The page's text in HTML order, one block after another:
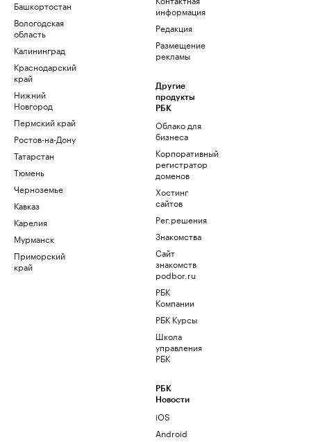
Башкортостан
Вологодская
область
Калининград
Краснодарский
край
Нижний
Новгород
Пермский край
Ростов-на-Дону
Татарстан
Тюмень
Черноземье
Кавказ
Карелия
Мурманск
Приморский
край
информация
Редакция
Размещение
рекламы
Другие
продукты
РБК
Облако для
бизнеса
Корпоративный
регистратор
доменов
Хостинг
сайтов
Рег.решения
Знакомства
Сайт
знакомств
podbor.ru
РБК
Компании
РБК Курсы
Школа
управления
РБК
РБК
Новости
iOS
Android